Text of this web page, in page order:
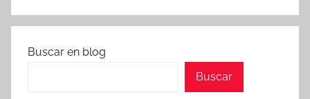
Buscar en blog
Buscar